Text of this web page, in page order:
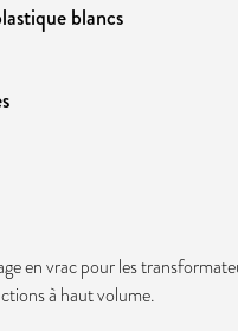
blancs
en vrac pour les
à haut volume.